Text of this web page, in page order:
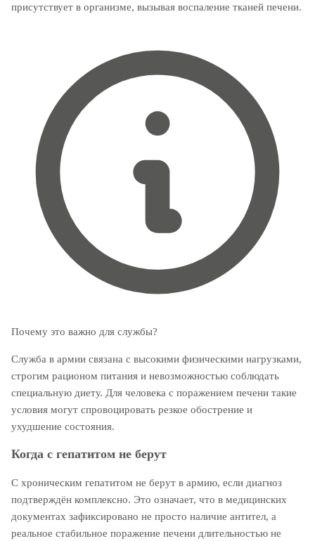
присутствует в организме, вызывая воспаление тканей печени.
Почему это важно для службы?
Служба в армии связана с высокими физическими нагрузками,
строгим рационом питания и невозможностью соблюдать
специальную диету. Для человека с поражением печени такие
условия могут спровоцировать резкое обострение и
ухудшение состояния.
Когда с гепатитом не берут
С хроническим гепатитом не берут в армию, если диагноз
подтверждён комплексно. Это означает, что в медицинских
документах зафиксировано не просто наличие антител, а
реальное стабильное поражение печени длительностью не